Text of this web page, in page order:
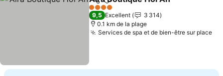
PartagerAjouter à mes favoris
4 Étoiles
9,5 Excellent
3 314
0.1 km de la plage
Services de spa et de bien-être sur place